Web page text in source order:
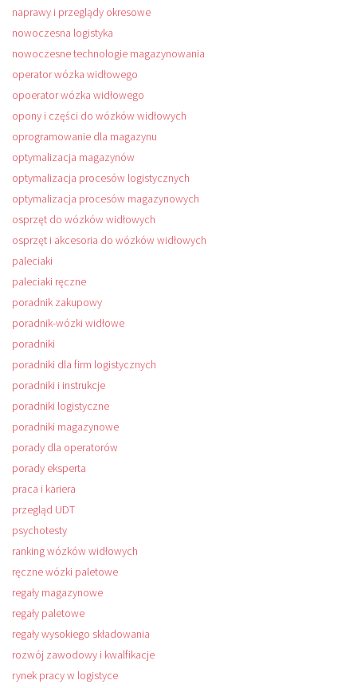
naprawy i przeglądy okresowe
nowoczesna logistyka
nowoczesne technologie magazynowania
operator wózka widłowego
opoerator wózka widłowego
opony i części do wózków widłowych
oprogramowanie dla magazynu
optymalizacja magazynów
optymalizacja procesów logistycznych
optymalizacja procesów magazynowych
osprzęt do wózków widłowych
osprzęt i akcesoria do wózków widłowych
paleciaki
paleciaki ręczne
poradnik zakupowy
poradnik-wózki widłowe
poradniki
poradniki dla firm logistycznych
poradniki i instrukcje
poradniki logistyczne
poradniki magazynowe
porady dla operatorów
porady eksperta
praca i kariera
przegląd UDT
psychotesty
ranking wózków widłowych
ręczne wózki paletowe
regały magazynowe
regały paletowe
regały wysokiego składowania
rozwój zawodowy i kwalfikacje
rynek pracy w logistyce